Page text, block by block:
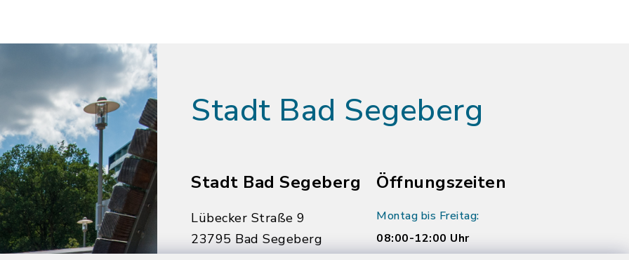
Stadt Bad Segeberg
Stadt Bad Segeberg
Lübecker Straße 9
23795 Bad Segeberg
Öffnungszeiten
Montag bis Freitag:
08:00-12:00 Uhr